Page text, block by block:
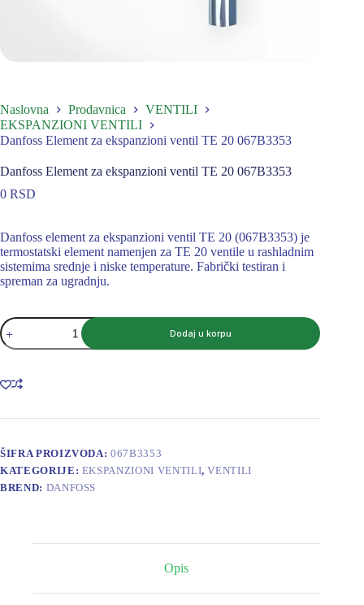
Naslovna Prodavnica
VENTILI
EKSPANZIONI VENTILI
Danfoss Element za ekspanzioni ventil TE 20 067B3353
Danfoss Element za ekspanzioni ventil TE 20 067B3353
0 RSD
Danfoss element za ekspanzioni ventil TE 20 (067B3353) je
termostatski element namenjen za TE 20 ventile u rashladnim
sistemima srednje i niske temperature. Fabrički testiran i
spreman za ugradnju.
Danfoss
Element
za
ventil
TE
067B3353
Dodaj u korpu
ŠIFRA PROIZVODA:067B3353
KATEGORIJE: EKSPANZIONI VENTILI,VENTILI
BREND: DANFOSS
Opis